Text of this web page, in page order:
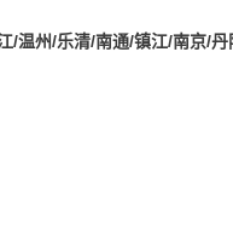
温州/乐清/南通/镇江/南京/